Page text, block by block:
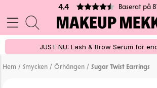
Baserat på 8745 betyg
JUST NU: Lash & Brow Serum för
Hem / Smycken / Örhängen / Sugar Twist Earrings